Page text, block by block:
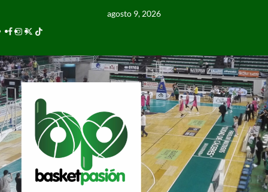
agosto 9, 2026